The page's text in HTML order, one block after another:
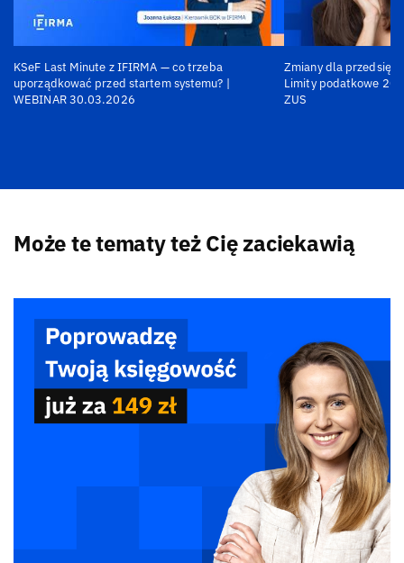
KSeF Last Minute z IFIRMA — co trzeba
uporządkować przed startem systemu? |
WEBINAR 30.03.2026
Zmiany dla
Limity podatkowe
ZUS
Może te tematy też Cię zaciekawią